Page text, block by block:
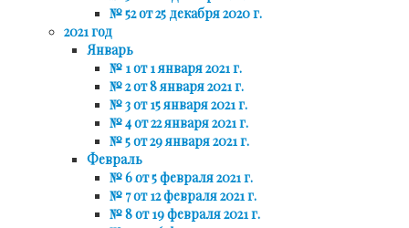
№ 52 от 25 декабря 2020 г.
2021 год
Январь
№ 1 от 1 января 2021 г.
№ 2 от 8 января 2021 г.
№ 3 от 15 января 2021 г.
№ 4 от 22 января 2021 г.
№ 5 от 29 января 2021 г.
Февраль
№ 6 от 5 февраля 2021 г.
№ 7 от 12 февраля 2021 г.
№ 8 от 19 февраля 2021 г.